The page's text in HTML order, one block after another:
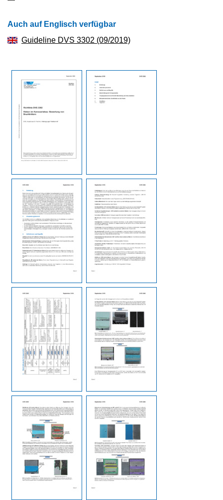
Auch auf Englisch verfügbar
Guideline DVS 3302 (09/2019)